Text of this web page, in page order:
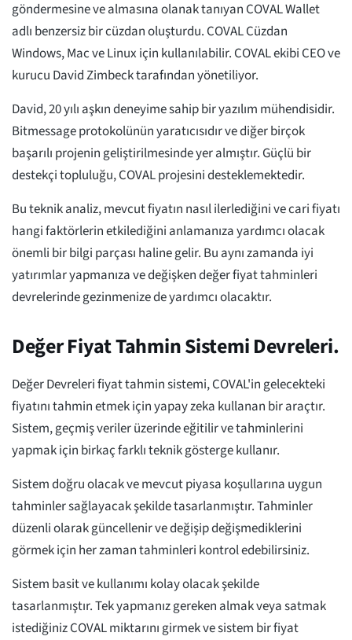
göndermesine ve almasına olanak tanıyan COVAL Wallet
adlı benzersiz bir cüzdan oluşturdu. COVAL Cüzdan
Windows, Mac ve Linux için kullanılabilir. COVAL ekibi CEO ve
kurucu David Zimbeck tarafından yönetiliyor.
David, 20 yılı aşkın deneyime sahip bir yazılım mühendisidir.
Bitmessage protokolünün yaratıcısıdır ve diğer birçok
başarılı projenin geliştirilmesinde yer almıştır. Güçlü bir
destekçi topluluğu, COVAL projesini desteklemektedir.
Bu teknik analiz, mevcut fiyatın nasıl ilerlediğini ve cari fiyatı
hangi faktörlerin etkilediğini anlamanıza yardımcı olacak
önemli bir bilgi parçası haline gelir. Bu aynı zamanda iyi
yatırımlar yapmanıza ve değişken değer fiyat tahminleri
devrelerinde gezinmenize de yardımcı olacaktır.
Değer Fiyat Tahmin Sistemi Devreleri.
Değer Devreleri fiyat tahmin sistemi, COVAL'in gelecekteki
fiyatını tahmin etmek için yapay zeka kullanan bir araçtır.
Sistem, geçmiş veriler üzerinde eğitilir ve tahminlerini
yapmak için birkaç farklı teknik gösterge kullanır.
Sistem doğru olacak ve mevcut piyasa koşullarına uygun
tahminler sağlayacak şekilde tasarlanmıştır. Tahminler
düzenli olarak güncellenir ve değişip değişmediklerini
görmek için her zaman tahminleri kontrol edebilirsiniz.
Sistem basit ve kullanımı kolay olacak şekilde
tasarlanmıştır. Tek yapmanız gereken almak veya satmak
istediğiniz COVAL miktarını girmek ve sistem bir fiyat